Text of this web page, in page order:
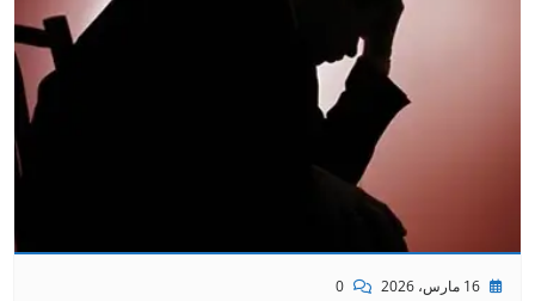
16 مارس، 2026 0